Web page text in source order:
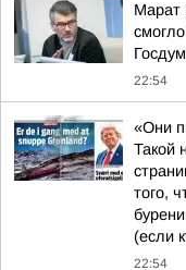
Марат
22:54
«Они
Такой
того,
(если
22:54